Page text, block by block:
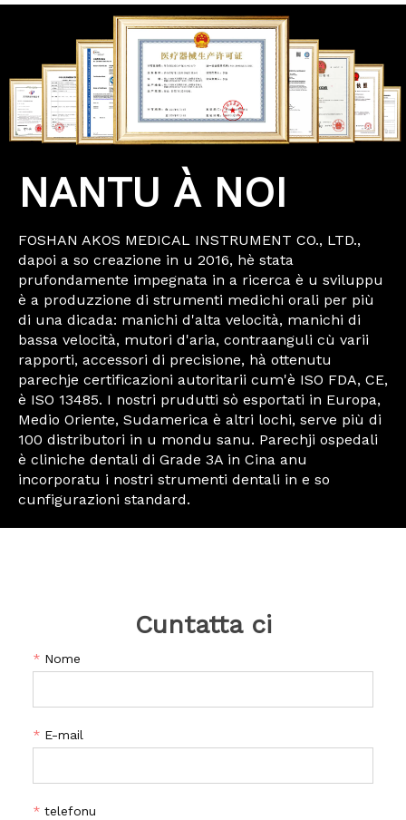
NANTU À NOI
FOSHAN AKOS MEDICAL INSTRUMENT CO., LTD.,
dapoi a so creazione in u 2016, hè stata
prufondamente impegnata in a ricerca è u sviluppu
è a produzzione di strumenti medichi orali per più
di una dicada: manichi d'alta velocità, manichi di
bassa velocità, mutori d'aria, contraanguli cù varii
rapporti, accessori di precisione, hà ottenutu
parechje certificazioni autoritarii cum'è ISO FDA, CE,
è ISO 13485. I nostri prudutti sò esportati in Europa,
Medio Oriente, Sudamerica è altri lochi, serve più di
100 distributori in u mondu sanu. Parechji ospedali
è cliniche dentali di Grade 3A in Cina anu
incorporatu i nostri strumenti dentali in e so
cunfigurazioni standard.
Cuntatta ci
* Nome
* E-mail
* telefonu